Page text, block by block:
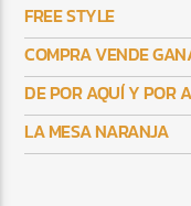
FREE STYLE
COMPRA VENDE
DE POR AQUÍ Y POR
LA MESA NARANJA